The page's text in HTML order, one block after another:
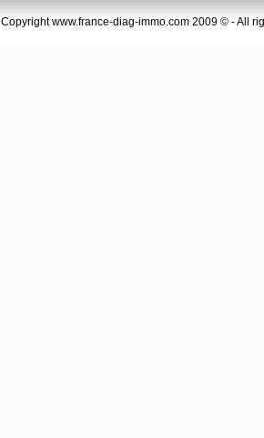
Copyright www.france-diag-immo.com 2009 © - All